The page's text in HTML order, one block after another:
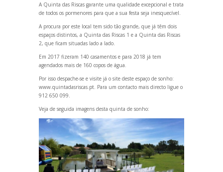
A Quinta das Riscas garante uma qualidade excepcional e trata
de todos os pormenores para que a sua festa seja inesquecível.
A procura por este local tem sido tão grande, que já têm dois
espaços distintos, a Quinta das Riscas 1 e a Quinta das Riscas
2, que ficam situadas lado a lado.
Em 2017 fizeram 140 casamentos e para 2018 já tem
agendados mais de 160 copos de água.
Por isso despache-se e visite já o site deste espaço de sonho:
www.quintadasriscas.pt. Para um contacto mais directo ligue o
912 650 099.
Veja de seguida imagens desta quinta de sonho: